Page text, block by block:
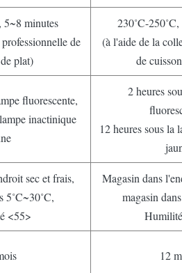
5~8 minutes
de
plat)
230˚C-
(à l'aide de la
de
fluorescente,
inactinique
2 heures
12 heures sous la
sec et frais,
5˚C~30˚C,
<55>
Magasin dans
magasin
12